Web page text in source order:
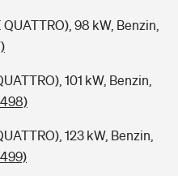
98 kW, Benzin,
101 kW, Benzin,
123 kW, Benzin,